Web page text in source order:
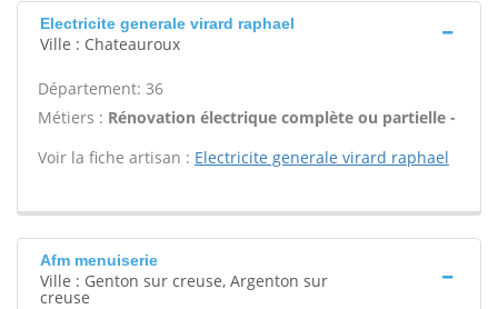
Electricite generale virard raphael
Ville : Chateauroux
Département: 36
Métiers : Rénovation électrique complète ou partielle -
Voir la fiche artisan : Electricite generale virard raphael
Afm menuiserie
Ville : Genton sur creuse, Argenton sur
creuse